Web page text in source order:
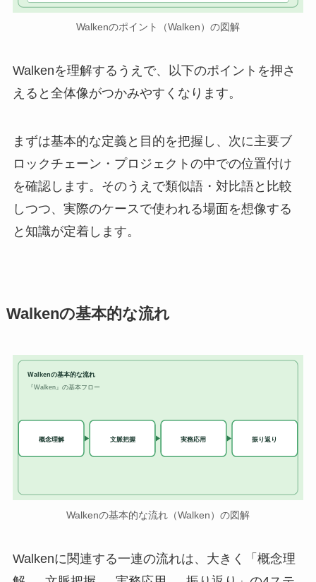
Walkenのポイント（Walken）の図解
Walkenを理解するうえで、以下のポイントを押さ
えると全体像がつかみやすくなります。
まずは基本的な定義と目的を把握し、次に主要ブ
ロックチェーン・プロジェクトの中での位置付け
を確認します。そのうえで類似語・対比語と比較
しつつ、実際のケースで使われる場面を想像する
と知識が定着します。
Walkenの基本的な流れ
Walkenの基本的な流れ
『Walken』の基本フロー
概念理解 文脈把握 実務応用 振り返り
Walkenの基本的な流れ（Walken）の図解
Walkenに関連する一連の流れは、大きく「概念理